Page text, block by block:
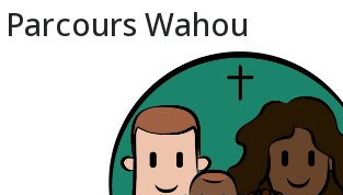
Parcours Wahou